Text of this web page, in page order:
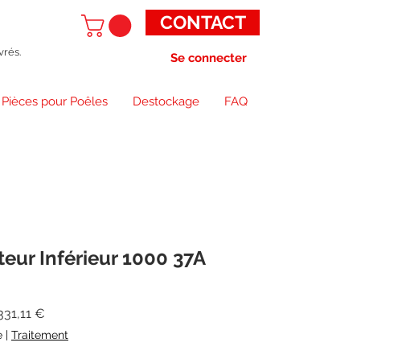
CONTACT
Se connecter
Pièces pour Poêles Destockage FAQ
Inférieur 1000 37A
original
€
promotionnel
| Traitement